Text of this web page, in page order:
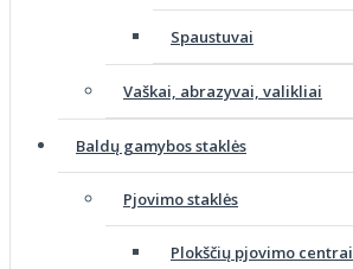
Spaustuvai
Vaškai, abrazyvai, valikliai
Baldų gamybos staklės
Pjovimo staklės
Plokščių pjovimo centrai